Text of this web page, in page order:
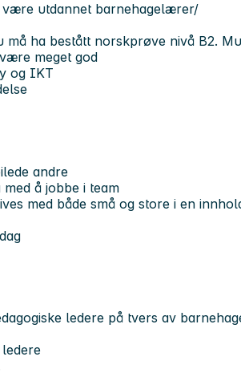
være utdannet barnehagelærer/
må ha bestått norskprøve nivå B2.
meget god
og IKT
andre
å jobbe i team
med både små og store i en
ledere på tvers av